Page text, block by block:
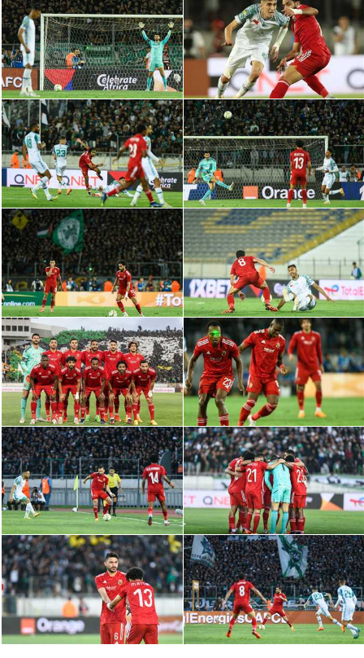
أقسام
الكرة المصرية
الدوري المصري
الكرة الأوروبية
الكرة الإفريقية
منتخب مصر
سعودي في الجول
الدوري الإنجليزي
الدوري الإسباني
دوري أبطال أوروبا
القسم الثاني
رياضات أخرى
أمم إفريقيا
كرة السلة الأمريكية
كرة سلة
كرة يد
كرة طائرة
الوطن العربي
في المونديال
رياضة نسائية